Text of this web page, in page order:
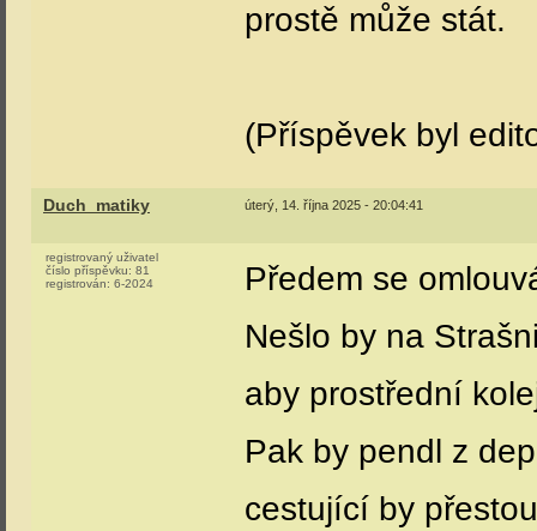
prostě může stát.
(Příspěvek byl
Duch_matiky úterý, 14. října 2025 - 20:04:41
registrovaný uživatel
číslo příspěvku: 81
registrován: 6-2024
Předem se
Nešlo by na
aby prostřední
Pak by pendl z
cestující by